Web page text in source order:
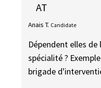
AT
Anais T. Candidate
Dépendent elles
spécialité ?
brigade